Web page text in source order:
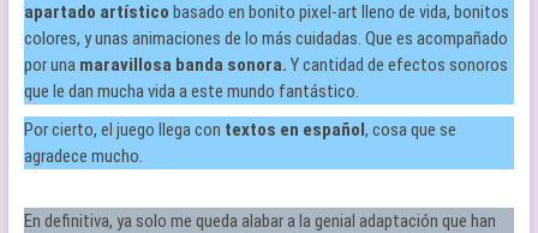
apartado artístico basado en bonito pixel-art lleno de vida, bonitos
colores, y unas animaciones de lo más cuidadas. Que es acompañado
por una maravillosa banda sonora. Y cantidad de efectos sonoros
que le dan mucha vida a este mundo fantástico.
Por cierto, el juego llega con textos en español, cosa que se
agradece mucho.
En definitiva, ya solo me queda alabar a la genial adaptación que han